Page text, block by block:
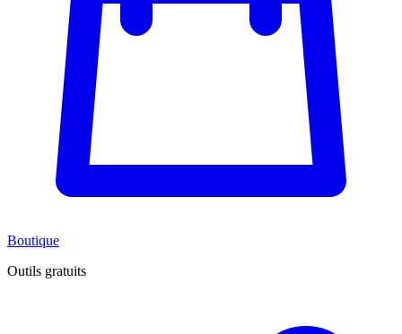
Boutique
Outils gratuits